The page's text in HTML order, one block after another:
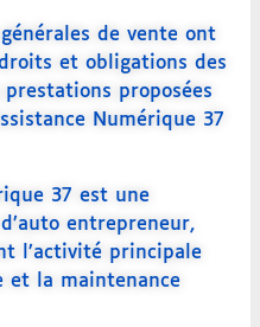
de vente ont
et obligations des
proposées
Numérique 37
37 est une
entrepreneur,
l’activité principale
et la maintenance